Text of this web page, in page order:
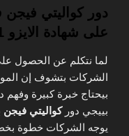
دور كواليتي
على شهادة الايزو 9001
لما نتكلم عن الحصول
الشركات بتشوف إن
بيحتاج خبرة كبيرة وفهم
بييجي دوركواليتي فيجن
يوجه الشركات خطوة